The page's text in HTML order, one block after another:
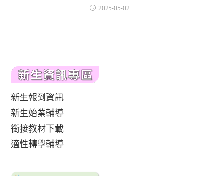
2025-05-02
新生報到資訊
新生始業輔導
銜接教材下載
適性轉學輔導